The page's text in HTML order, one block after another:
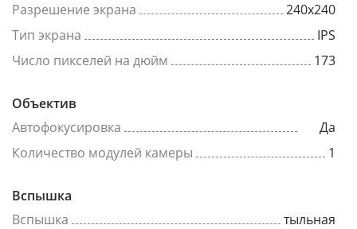
Разрешение экрана
240x240
Тип экрана
IPS
Число пикселей на дюйм
173
Объектив
Автофокусировка
Да
Количество модулей камеры
1
Вспышка
Вспышка
тыльная